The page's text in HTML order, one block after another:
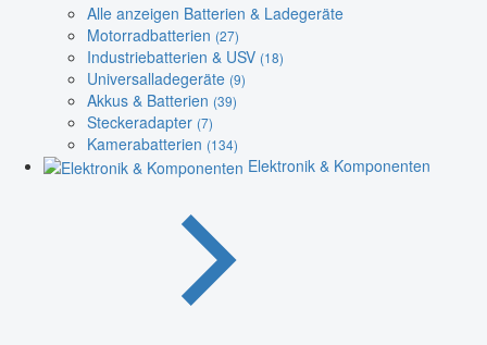
Alle anzeigen Batterien & Ladegeräte
Motorradbatterien (27)
Industriebatterien & USV (18)
Universalladegeräte (9)
Akkus & Batterien (39)
Steckeradapter (7)
Kamerabatterien (134)
Elektronik & Komponenten